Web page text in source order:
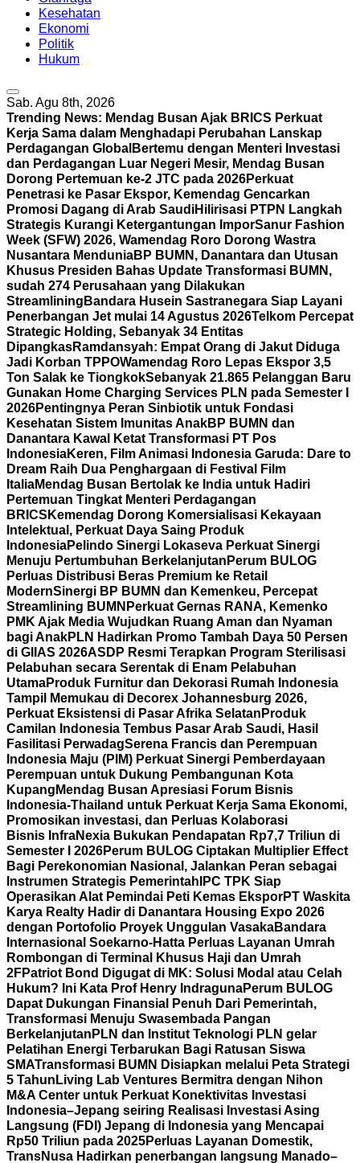
Kesehatan
Ekonomi
Politik
Hukum
Sab. Agu 8th, 2026
Trending News: Mendag Busan Ajak BRICS Perkuat
Kerja Sama dalam Menghadapi Perubahan Lanskap
Perdagangan Global Bertemu dengan Menteri Investasi
dan Perdagangan Luar Negeri Mesir, Mendag Busan
Dorong Pertemuan ke-2 JTC pada 2026Perkuat
Penetrasi ke Pasar Ekspor, Kemendag Gencarkan
Promosi Dagang di Arab SaudiHilirisasi PTPN Langkah
Strategis Kurangi Ketergantungan ImporSanur Fashion
Week (SFW) 2026, Wamendag Roro Dorong Wastra
Nusantara MenduniaBP BUMN, Danantara dan Utusan
Khusus Presiden Bahas Update Transformasi BUMN,
sudah 274 Perusahaan yang Dilakukan
Streamlining Bandara Husein Sastranegara Siap Layani
Penerbangan Jet mulai 14 Agustus 2026Telkom Percepat
Strategic Holding, Sebanyak 34 Entitas
DipangkasRamdansyah: Empat Orang di Jakut Diduga
Jadi Korban TPPOWamendag Roro Lepas Ekspor 3,5
Ton Salak ke TiongkokSebanyak 21.865 Pelanggan Baru
Gunakan Home Charging Services PLN pada Semester I
2026Pentingnya Peran Sinbiotik untuk Fondasi
Kesehatan Sistem Imunitas AnakBP BUMN dan
Danantara Kawal Ketat Transformasi PT Pos
IndonesiaKeren, Film Animasi Indonesia Garuda: Dare to
Dream Raih Dua Penghargaan di Festival Film
ItaliaMendag Busan Bertolak ke India untuk Hadiri
Pertemuan Tingkat Menteri Perdagangan
BRICS Kemendag Dorong Komersialisasi Kekayaan
Intelektual, Perkuat Daya Saing Produk
IndonesiaPelindo Sinergi Lokaseva Perkuat Sinergi
Menuju Pertumbuhan Berkelanjutan Perum BULOG
Perluas Distribusi Beras Premium ke Retail
ModernSinergi BP BUMN dan Kemenkeu, Percepat
Streamlining BUMN Perkuat Gernas RANA, Kemenko
PMK Ajak Media Wujudkan Ruang Aman dan Nyaman
bagi AnakPLN Hadirkan Promo Tambah Daya 50 Persen
di GIIAS 2026ASDP Resmi Terapkan Program Sterilisasi
Pelabuhan secara Serentak di Enam Pelabuhan
UtamaProduk Furnitur dan Dekorasi Rumah Indonesia
Tampil Memukau di Decorex Johannesburg 2026,
Perkuat Eksistensi di Pasar Afrika Selatan Produk
Camilan Indonesia Tembus Pasar Arab Saudi, Hasil
Fasilitasi PerwadagSerena Francis dan Perempuan
Indonesia Maju (PIM) Perkuat Sinergi Pemberdayaan
Perempuan untuk Dukung Pembangunan Kota
Kupang Mendag Busan Apresiasi Forum Bisnis
Indonesia-Thailand untuk Perkuat Kerja Sama Ekonomi,
Promosikan investasi, dan Perluas Kolaborasi
Bisnis InfraNexia Bukukan Pendapatan Rp7,7 Triliun di
Semester I 2026Perum BULOG Ciptakan Multiplier Effect
Bagi Perekonomian Nasional, Jalankan Peran sebagai
Instrumen Strategis Pemerintah IPC TPK Siap
Operasikan Alat Pemindai Peti Kemas EksporPT Waskita
Karya Realty Hadir di Danantara Housing Expo 2026
dengan Portofolio Proyek Unggulan VasakaBandara
Internasional Soekarno-Hatta Perluas Layanan Umrah
Rombongan di Terminal Khusus Haji dan Umrah
2FPatriot Bond Digugat di MK: Solusi Modal atau Celah
Hukum? Ini Kata Prof Henry IndragunaPerum BULOG
Dapat Dukungan Finansial Penuh Dari Pemerintah,
Transformasi Menuju Swasembada Pangan
Berkelanjutan PLN dan Institut Teknologi PLN gelar
Pelatihan Energi Terbarukan Bagi Ratusan Siswa
SMATransformasi BUMN Disiapkan melalui Peta Strategi
5 Tahun Living Lab Ventures Bermitra dengan Nihon
M&A Center untuk Perkuat Konektivitas Investasi
Indonesia–Jepang seiring Realisasi Investasi Asing
Langsung (FDI) Jepang di Indonesia yang Mencapai
Rp50 Triliun pada 2025Perluas Layanan Domestik,
TransNusa Hadirkan penerbangan langsung Manado–